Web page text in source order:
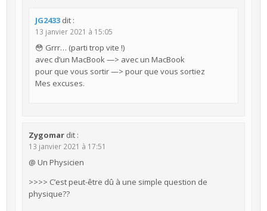
JG2433 dit :
13 janvier 2021 à 15:05
😳 Grrr… (parti trop vite !)
avec d’un MacBook —> avec un MacBook
pour que vous sortir —> pour que vous sortiez
Mes excuses.
Zygomar dit :
13 janvier 2021 à 17:51
@ Un Physicien
>>>> C’est peut-être dû à une simple question de
physique??